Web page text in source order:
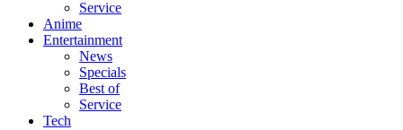
Service
Anime
Entertainment
News
Specials
Best of
Service
Tech